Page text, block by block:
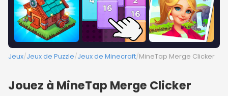
Jeux/Jeux de Puzzle/Jeux de Minecraft/MineTap Merge Clicker
Jouez à MineTap Merge Clicker